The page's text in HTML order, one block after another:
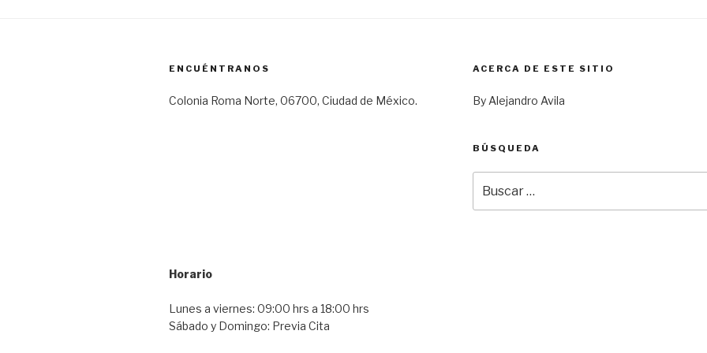
ENCUÉNTRANOS
Colonia Roma Norte, 06700, Ciudad de México.
Horario
Lunes a viernes: 09:00 hrs a 18:00 hrs
Sábado y Domingo: Previa Cita
ACERCA DE ESTE SITIO
By Alejandro Avila
BÚSQUEDA
por: